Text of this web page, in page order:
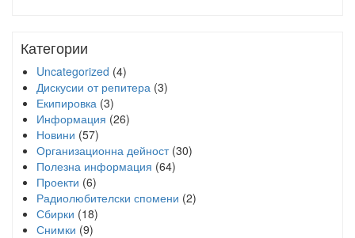
Категории
Uncategorized (4)
Дискусии от репитера (3)
Екипировка (3)
Информация (26)
Новини (57)
Организационна дейност(30)
Полезна информация (64)
Проекти (6)
Радиолюбителски спомени (2)
Сбирки (18)
Снимки (9)